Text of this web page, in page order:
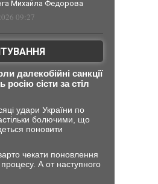
Михайла Федорова
09:27
далекобійні санкції
росію сісти за стіл
удари України по
болючими, що
поновити
чекати поновлення
А от наступного